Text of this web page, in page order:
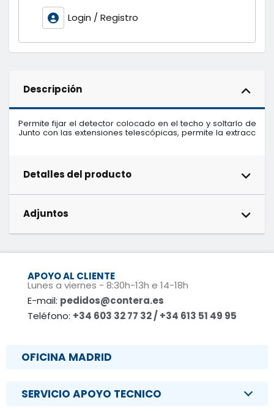
Login / Registro
Descripción
Permite fijar el detector colocado en el techo y soltarlo de
Junto con las extensiones telescópicas, permite la
Detalles del producto
Adjuntos
APOYO AL CLIENTE
Lunes a viernes - 8:30h-13h e 14-18h
E-mail: pedidos@contera.es
Teléfono: +34 603 32 77 32 / +34 613 51 49 95
OFICINA MADRID
SERVICIO APOYO TECNICO